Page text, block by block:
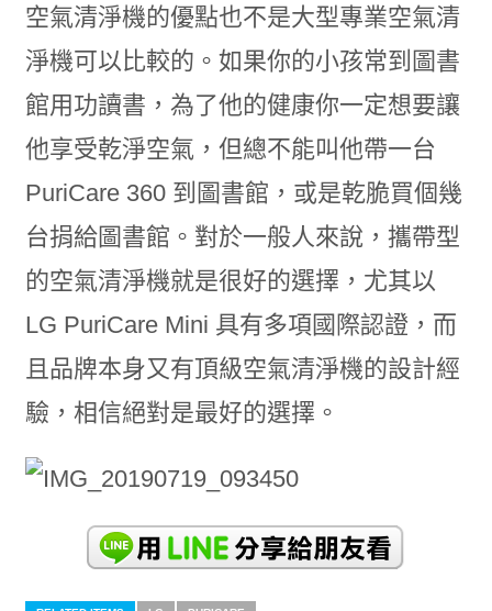
空氣清淨機的優點也不是大型專業空氣清
淨機可以比較的。如果你的小孩常到圖書
館用功讀書，為了他的健康你一定想要讓
他享受乾淨空氣，但總不能叫他帶一台
PuriCare 360 到圖書館，或是乾脆買個幾
台捐給圖書館。對於一般人來說，攜帶型
的空氣清淨機就是很好的選擇，尤其以
LG PuriCare Mini 具有多項國際認證，而
且品牌本身又有頂級空氣清淨機的設計經
驗，相信絕對是最好的選擇。